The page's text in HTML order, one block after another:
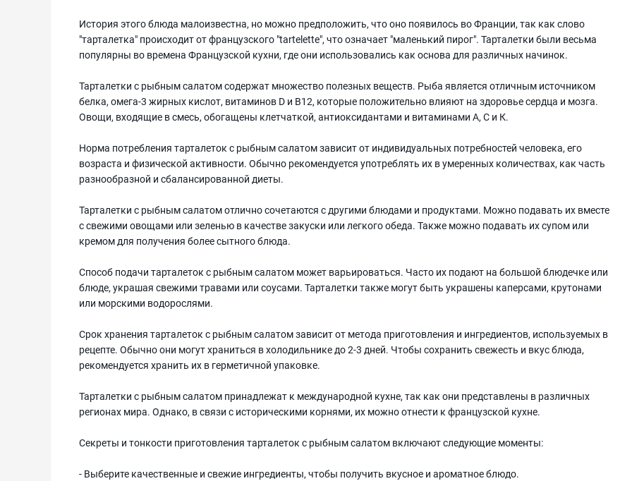
История этого блюда малоизвестна, но можно предположить, что оно появилось во Франции, так как слово
"тарталетка" происходит от французского "tartelette", что означает "маленький пирог". Тарталетки были весьма
популярны во времена Французской кухни, где они использовались как основа для различных начинок.
Тарталетки с рыбным салатом содержат множество полезных веществ. Рыба является отличным источником
белка, омега-3 жирных кислот, витаминов D и В12, которые положительно влияют на здоровье сердца и мозга.
Овощи, входящие в смесь, обогащены клетчаткой, антиоксидантами и витаминами А, С и К.
Норма потребления тарталеток с рыбным салатом зависит от индивидуальных потребностей человека, его
возраста и физической активности. Обычно рекомендуется употреблять их в умеренных количествах, как часть
разнообразной и сбалансированной диеты.
Тарталетки с рыбным салатом отлично сочетаются с другими блюдами и продуктами. Можно подавать их вместе
с свежими овощами или зеленью в качестве закуски или легкого обеда. Также можно подавать их супом или
кремом для получения более сытного блюда.
Способ подачи тарталеток с рыбным салатом может варьироваться. Часто их подают на большой блюдечке или
блюде, украшая свежими травами или соусами. Тарталетки также могут быть украшены каперсами, крутонами
или морскими водорослями.
Срок хранения тарталеток с рыбным салатом зависит от метода приготовления и ингредиентов, используемых в
рецепте. Обычно они могут храниться в холодильнике до 2-3 дней. Чтобы сохранить свежесть и вкус блюда,
рекомендуется хранить их в герметичной упаковке.
Тарталетки с рыбным салатом принадлежат к международной кухне, так как они представлены в различных
регионах мира. Однако, в связи с историческими корнями, их можно отнести к французской кухне.
Секреты и тонкости приготовления тарталеток с рыбным салатом включают следующие моменты:
- Выберите качественные и свежие ингредиенты, чтобы получить вкусное и ароматное блюдо.